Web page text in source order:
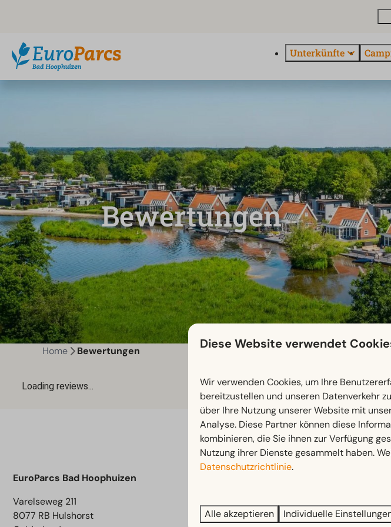
Unterkünfte
Bewertungen
Home Bewertungen
Bezahl sicher
EuroParcs Bad Hoophuizen
Varelseweg 211
8077 RB Hulshorst
Informationen zum Park
Einrichtungen
Diese Website verwendet
Wir verwenden Cookies, um Ihre
bereitzustellen und unseren Datenverkehr
über Ihre Nutzung unserer Website mit
Analyse. Diese Partner können diese
kombinieren, die Sie ihnen zur Verfügung
Nutzung ihrer Dienste gesammelt haben.
Datenschutzrichtlinie.
Alle akzeptieren Individuelle